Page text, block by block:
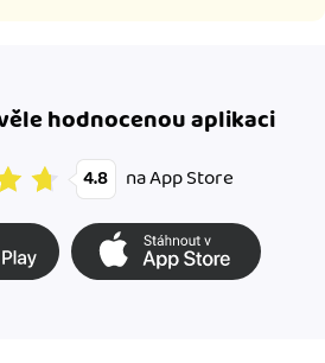
hodnocenou aplikaci
4.8 na App Store